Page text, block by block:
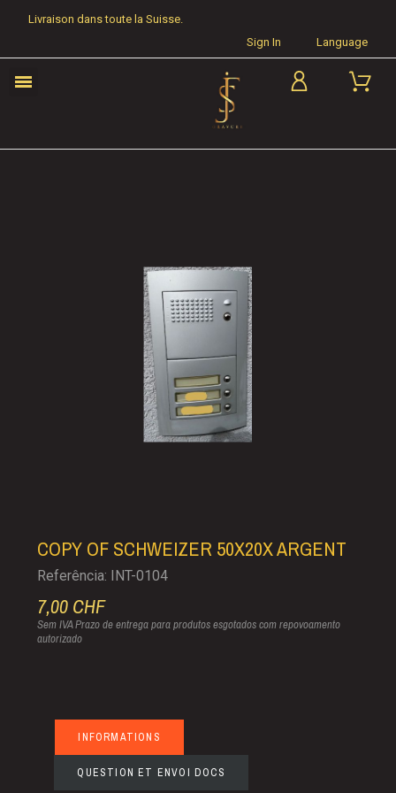
Livraison dans toute la Suisse.
Sign In
Language
COPY OF SCHWEIZER 50X20X ARGENT
Referência: INT-0104
7,00 CHF
Sem IVAPrazo de entrega para produtos esgotados com repovoamento
autorizado
INFORMATIONS
QUESTION ET ENVOI DOCS